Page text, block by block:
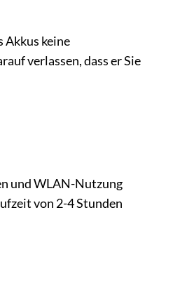
Akkus keine
verlassen, dass er Sie
und WLAN-Nutzung
von 2-4 Stunden